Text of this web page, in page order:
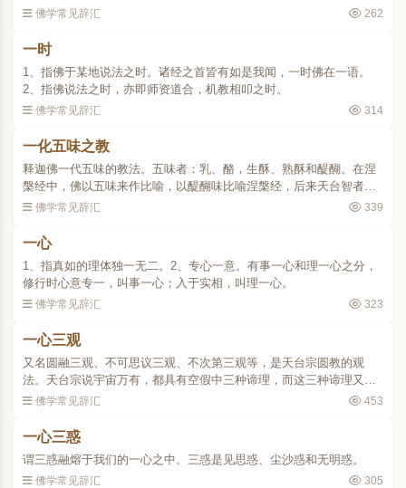
佛学常见辞汇 262
一时
1、指佛于某地说法之时。诸经之首皆有如是我闻，一时佛在一语。
2、指佛说法之时，亦即师资道合，机教相叩之时。
佛学常见辞汇 314
一化五味之教
释迦佛一代五味的教法。五味者：乳、酪，生酥、熟酥和醍醐。在涅
槃经中，佛以五味来作比喻，以醍醐味比喻涅槃经，后来天台智者大
师便依据这种说法，而判定佛的一代圣教为五时教法，即华严时、阿
佛学常见辞汇 339
一心
1、指真如的理体独一无二。2、专心一意。有事一心和理一心之分，
修行时心意专一，叫事一心；入于实相，叫理一心。
佛学常见辞汇 323
一心三观
又名圆融三观、不可思议三观、不次第三观等，是天台宗圆教的观
法。天台宗说宇宙万有，都具有空假中三种谛理，而这三种谛理又互
具互融，空即假中，假即空中，中即空假，如果我们在一心之中这样
佛学常见辞汇 453
一心三惑
谓三惑融熔于我们的一心之中。三惑是见思惑、尘沙惑和无明惑。
佛学常见辞汇 305